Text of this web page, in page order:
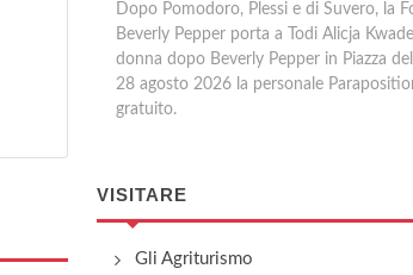
Dopo Pomodoro, Plessi e di Suvero, la
Beverly Pepper porta a Todi Alicja
donna dopo Beverly Pepper in Piazza
28 agosto 2026 la personale
gratuito.
VISITARE
Gli Agriturismo